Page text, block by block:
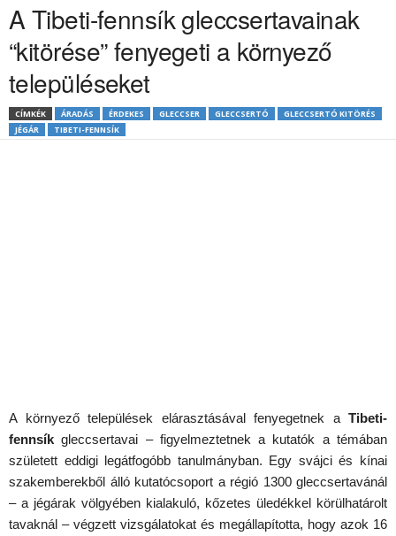
A Tibeti-fennsík gleccsertavainak
“kitörése” fenyegeti a környező
településeket
CÍMKÉK ÁRADÁS ÉRDEKES GLECCSER GLECCSERTÓ
GLECCSERTÓ KITÖRÉS
JÉGÁR
TIBETI-FENNSÍK
A környező települések elárasztásával fenyegetnek a Tibeti-
fennsík gleccsertavai – figyelmeztetnek a kutatók a témában
született eddigi legátfogóbb tanulmányban. Egy svájci és kínai
szakemberekből álló kutatócsoport a régió 1300 gleccsertavánál
– a jégárak völgyében kialakuló, kőzetes üledékkel körülhatárolt
tavaknál – végzett vizsgálatokat és megállapította, hogy azok 16